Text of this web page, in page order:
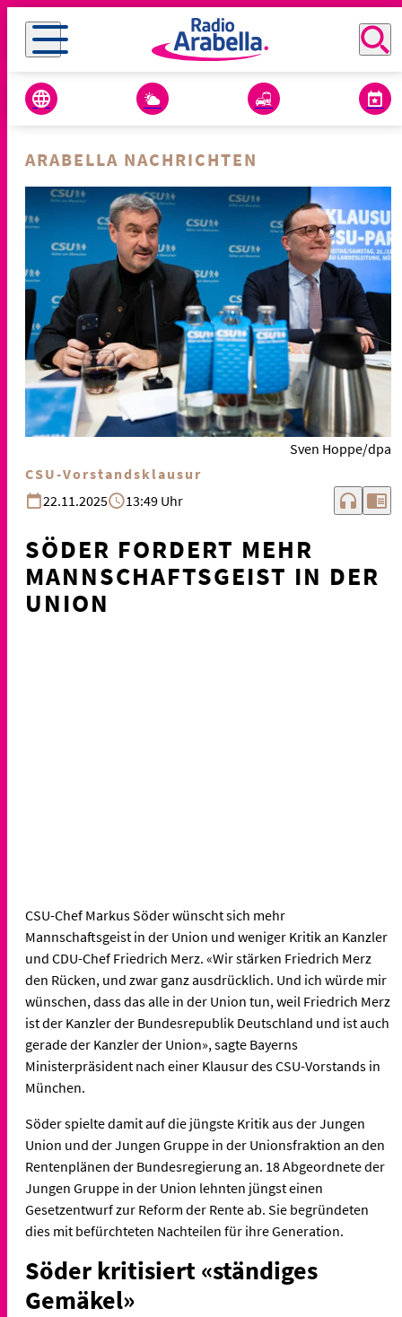
ARABELLA NACHRICHTEN
Sven Hoppe/dpa
CSU-Vorstandsklausur
22.11.2025
13:49 Uhr headphones chrome_reader_mode
SÖDER FORDERT MEHR
MANNSCHAFTSGEIST IN DER
UNION
CSU-Chef Markus Söder wünscht sich mehr
Mannschaftsgeist in der Union und weniger Kritik an Kanzler
und CDU-Chef Friedrich Merz. «Wir stärken Friedrich Merz
den Rücken, und zwar ganz ausdrücklich. Und ich würde mir
wünschen, dass das alle in der Union tun, weil Friedrich Merz
ist der Kanzler der Bundesrepublik Deutschland und ist auch
gerade der Kanzler der Union», sagte Bayerns
Ministerpräsident nach einer Klausur des CSU-Vorstands in
München.
Söder spielte damit auf die jüngste Kritik aus der Jungen
Union und der Jungen Gruppe in der Unionsfraktion an den
Rentenplänen der Bundesregierung an. 18 Abgeordnete der
Jungen Gruppe in der Union lehnten jüngst einen
Gesetzentwurf zur Reform der Rente ab. Sie begründeten
dies mit befürchteten Nachteilen für ihre Generation.
Söder kritisiert «ständiges
Gemäkel»